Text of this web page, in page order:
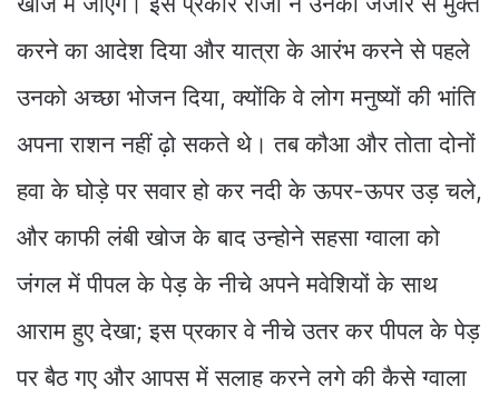
करने का आदेश दिया और यात्रा के आरंभ करने से पहले
उनको अच्छा भोजन दिया, क्योंकि वे लोग मनुष्यों की भांति
अपना राशन नहीं ढ़ो सकते थे। तब कौआ और तोता दोनों
हवा के घोड़े पर सवार हो कर नदी के ऊपर-ऊपर उड़ चले,
और काफी लंबी खोज के बाद उन्होने सहसा ग्वाला को
जंगल में पीपल के पेड़ के नीचे अपने मवेशियों के साथ
आराम हुए देखा; इस प्रकार वे नीचे उतर कर पीपल के पेड़
पर बैठ गए और आपस में सलाह करने लगे की कैसे ग्वाला